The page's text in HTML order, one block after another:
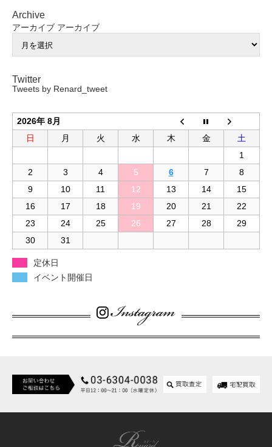
Archive
アーカイブ アーカイブ
Twitter
Tweets by Renard_tweet
2026年 8月
日
月 火 水 木 金
土
1
2
3 4 5 6 7
8
9
10 11 12 13 14
15
16
17 18 19 20 21
22
23
24 25 26 27 28
29
30
31
定休日
イベント開催日